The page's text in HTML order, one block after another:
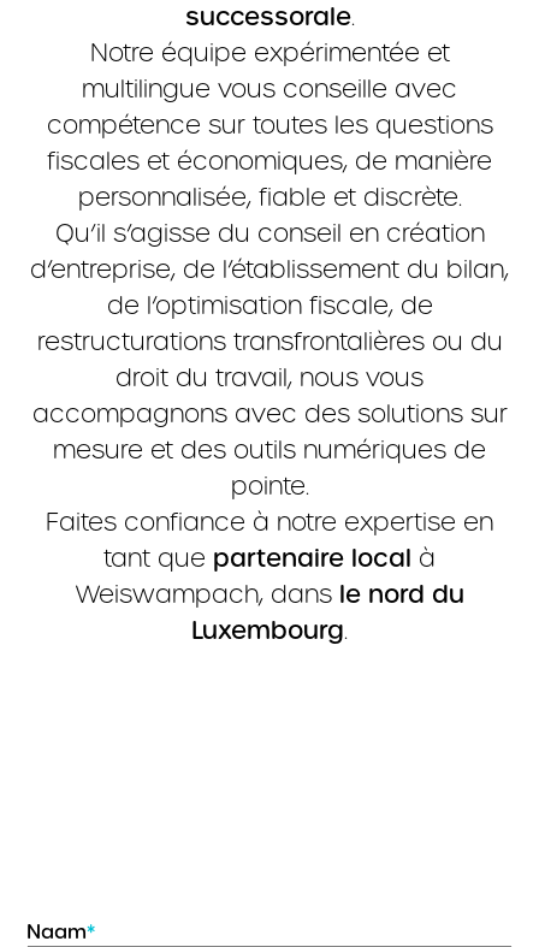
successorale.
Notre équipe expérimentée et
multilingue vous conseille avec
compétence sur toutes les questions
fiscales et économiques, de manière
personnalisée, fiable et discrète.
Qu’il s’agisse du conseil en création
d’entreprise, de l’établissement du bilan,
de l’optimisation fiscale, de
restructurations transfrontalières ou du
droit du travail, nous vous
accompagnons avec des solutions sur
mesure et des outils numériques de
pointe.
Faites confiance à notre expertise en
tant que partenaire local à
Weiswampach, dans le nord du
Luxembourg.
Naam*